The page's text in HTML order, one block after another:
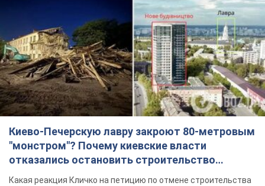
Киево-Печерскую лавру закроют 80-метровым
"монстром"? Почему киевские власти
отказались остановить строительство
небоскреба "московского верующего"
Какая реакция Кличко на петицию по отмене строительства